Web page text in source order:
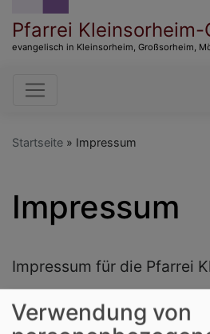
Pfarrei Kleinsorheim-
evangelisch in Kleinsorheim, Großsorheim,
Hauptnavigation
Startseite Impressum
Impressum
Impressum für die Pfarrei
www.kleinsorheim-
evangelisch.deist ein
Verwendung von